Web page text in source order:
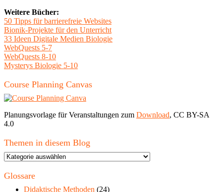
Weitere Bücher:
50 Tipps für barrierefreie Websites
Bionik-Projekte für den Unterricht
33 Ideen Digitale Medien Biologie
WebQuests 5-7
WebQuests 8-10
Mysterys Biologie 5-10
Course Planning Canvas
Planungsvorlage für Veranstaltungen zum Download, CC BY-SA
4.0
Themen in diesem Blog
Themen
diesem
Glossare
Didaktische Methoden (24)